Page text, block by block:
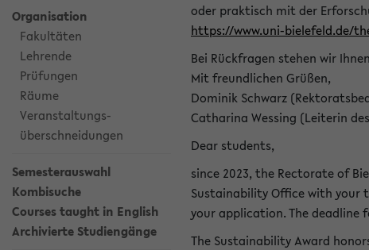
Organisation
Fakultäten
Lehrende
Prüfungen
Räume
Veranstaltungs-
überschneidungen
Semesterauswahl
Kombisuche
Courses taught in English
Archivierte Studiengänge
oder praktisch mit der
https://www.uni-bielefeld.de/
Bei Rückfragen stehen wir
Mit freundlichen Grüßen,
Dominik Schwarz
Catharina Wessing (Leiterin
Dear students,
since 2023, the Rectorate of
Sustainability Office with your
your application. The deadline
The Sustainability Award